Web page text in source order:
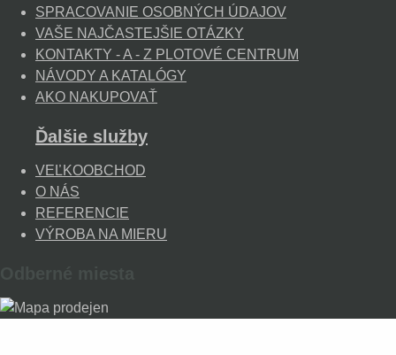
SPRACOVANIE OSOBNÝCH ÚDAJOV
VAŠE NAJČASTEJŠIE OTÁZKY
KONTAKTY - A - Z PLOTOVÉ CENTRUM
NÁVODY A KATALÓGY
AKO NAKUPOVAŤ
Ďalšie služby
VEĽKOOBCHOD
O NÁS
REFERENCIE
VÝROBA NA MIERU